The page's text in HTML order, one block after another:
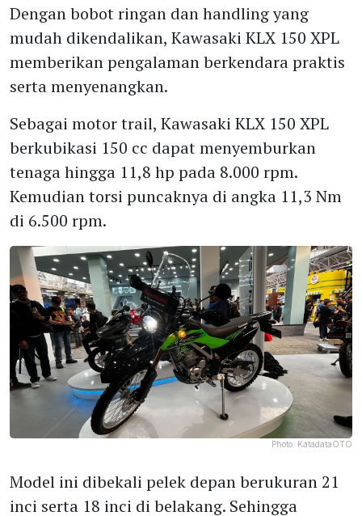
Dengan bobot ringan dan handling yang
mudah dikendalikan, Kawasaki KLX 150 XPL
memberikan pengalaman berkendara praktis
serta menyenangkan.
Sebagai motor trail, Kawasaki KLX 150 XPL
berkubikasi 150 cc dapat menyemburkan
tenaga hingga 11,8 hp pada 8.000 rpm.
Kemudian torsi puncaknya di angka 11,3 Nm
di 6.500 rpm.
Photo: KatadataOTO
Model ini dibekali pelek depan berukuran 21
inci serta 18 inci di belakang. Sehingga